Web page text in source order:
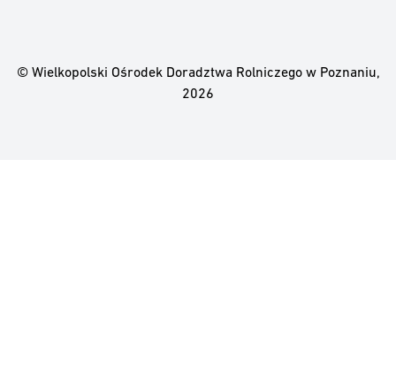
© Wielkopolski Ośrodek Doradztwa Rolniczego w Poznaniu,
2026